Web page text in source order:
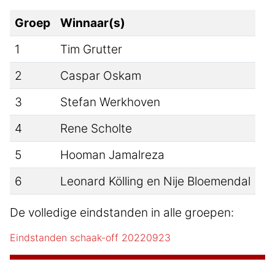
Groep
Winnaar(s)
1
Tim Grutter
2
Caspar Oskam
3
Stefan Werkhoven
4
Rene Scholte
5
Hooman Jamalreza
6
Leonard Kölling en Nije Bloemendal
De volledige eindstanden in alle groepen:
Eindstanden schaak-off 20220923